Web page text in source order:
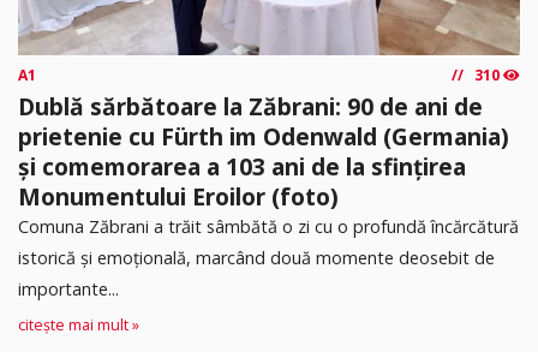
A1 310
Dublă sărbătoare la Zăbrani: 90 de ani de
prietenie cu Fürth im Odenwald (Germania)
și comemorarea a 103 ani de la sfințirea
Monumentului Eroilor (foto)
Comuna Zăbrani a trăit sâmbătă o zi cu o profundă încărcătură
istorică și emoțională, marcând două momente deosebit de
importante...
citește mai mult »